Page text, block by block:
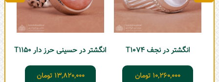
انگشتر در نجف T1074
10,260,000 تومان
انگشتر در حسینی حرز دار T1150
13,820,000 تومان